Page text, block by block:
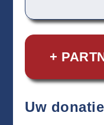
+
Uw